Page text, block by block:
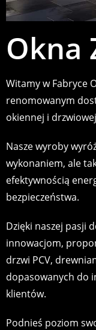
Okna
Witamy w Fabryce
renomowanym
okiennej i
Nasze wyroby
wykonaniem, ale
efektywnością
bezpieczeństwa.
Dzięki naszej pasji
innowacjom,
drzwi PCV,
dopasowanych do
klientów.
Podnieś poziom